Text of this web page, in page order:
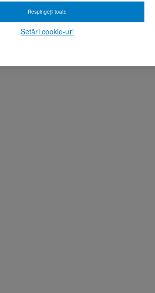
Setări cookie-uri
Respingeți toate